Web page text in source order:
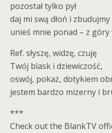
pozostał tylko pył
daj mi swą dłoń i
unieś mnie ponad – z
Ref. słyszę, widzę, czuję
Twój blask i dziewiczość,
oswój, pokaż, dotykiem
jestem bardzo mizerny i
***
Check out the BlankTV